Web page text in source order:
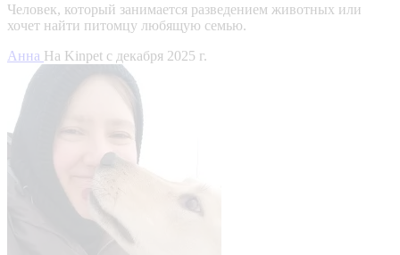
Человек, который занимается разведением животных или
хочет найти питомцу любящую семью.
Анна На Kinpet c декабря 2025 г.